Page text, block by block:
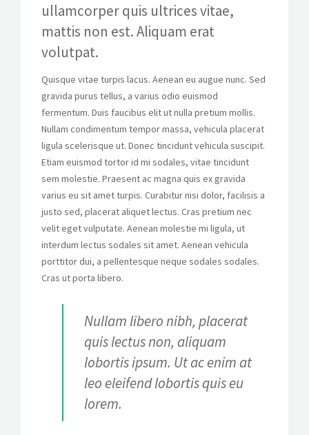
ullamcorper quis ultrices vitae,
mattis non est. Aliquam erat
volutpat.
Quisque vitae turpis lacus. Aenean eu augue nunc. Sed
gravida purus tellus, a varius odio euismod
fermentum. Duis faucibus elit ut nulla pretium mollis.
Nullam condimentum tempor massa, vehicula placerat
ligula scelerisque ut. Donec tincidunt vehicula suscipit.
Etiam euismod tortor id mi sodales, vitae tincidunt
sem molestie. Praesent ac magna quis ex gravida
varius eu sit amet turpis. Curabitur nisi dolor, facilisis a
justo sed, placerat aliquet lectus. Cras pretium nec
velit eget vulputate. Aenean molestie mi ligula, ut
interdum lectus sodales sit amet. Aenean vehicula
porttitor dui, a pellentesque neque sodales sodales.
Cras ut porta libero.
Nullam libero nibh, placerat
quis lectus non, aliquam
lobortis ipsum. Ut ac enim at
leo eleifend lobortis quis eu
lorem.